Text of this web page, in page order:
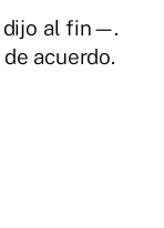
al fin—.
acuerdo.